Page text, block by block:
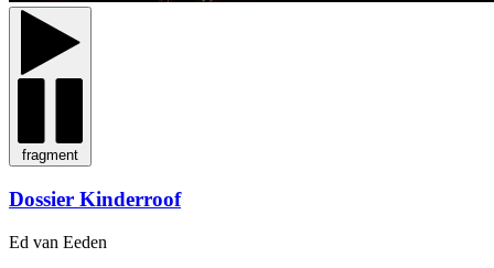
fragment
Dossier Kinderroof
Ed van Eeden